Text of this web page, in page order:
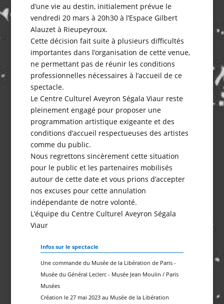
d’une vie au destin, initialement prévue le
vendredi 20 mars à 20h30 à l’Espace Gilbert
Alauzet à Rieupeyroux.
Cette décision fait suite à plusieurs difficultés
importantes dans l’organisation de cette venue,
ne permettant pas de réunir les conditions
professionnelles nécessaires à l’accueil de ce
spectacle.
Le Centre Culturel Aveyron Ségala Viaur reste
pleinement engagé pour proposer une
programmation artistique exigeante et des
conditions d’accueil respectueuses des artistes
comme du public.
Nous regrettons sincèrement cette situation
pour le public et les partenaires mobilisés
autour de cette date et vous prions d’accepter
nos excuses pour cette annulation
indépendante de notre volonté.
L’équipe du Centre Culturel Aveyron Ségala
Viaur
Infos sur le spectacle
Une commande du Musée de la Libération de Paris -
Musée du Général Leclerc - Musée Jean Moulin / Paris
Musées
Création le 27 mai 2023 au Musée de la Libération